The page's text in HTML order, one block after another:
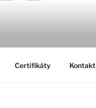
Certifikáty Kontakt